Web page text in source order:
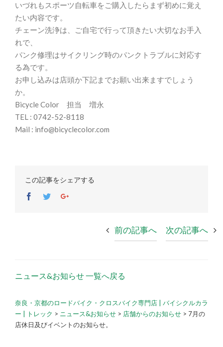
いづれもスポーツ自転車をご購入したらまず初めに覚え
たい内容です。
チェーン洗浄は、ご自宅で行って頂きたい大切なお手入
れで、
パンク修理はサイクリング時のパンクトラブルに対応す
る為です。
お申し込みは店頭か下記までお願い出来ますでしょう
か。
Bicycle Color 担当 増永
TEL : 0742-52-8118
Mail : info@bicyclecolor.com
この記事をシェアする
Facebook
TwitterGoogle+
前の記事へ 次の記事へ
ニュース&お知らせ 一覧へ戻る
奈良・京都のロードバイク・クロスバイク専門店 | バイシクルカラ
ー | トレック > ニュース&お知らせ > 店舗からのお知らせ > 7月の
店休日及びイベントのお知らせ。